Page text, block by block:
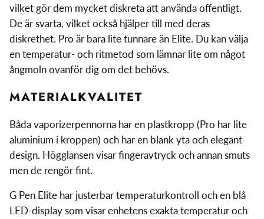
vilket gör dem mycket diskreta att använda offentligt.
De är svarta, vilket också hjälper till med deras
diskrethet. Pro är bara lite tunnare än Elite. Du kan välja
en temperatur- och ritmetod som lämnar lite om något
ångmoln ovanför dig om det behövs.
MATERIALKVALITET
Båda vaporizerpennorna har en plastkropp (Pro har lite
aluminium i kroppen) och har en blank yta och elegant
design. Högglansen visar fingeravtryck och annan smuts
men de rengör fint.
G Pen Elite har justerbar temperaturkontroll och en blå
LED-display som visar enhetens exakta temperatur och